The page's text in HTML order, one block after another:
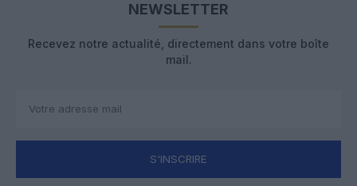
NEWSLETTER
Recevez notre actualité, directement dans votre boîte
mail.
S'INSCRIRE